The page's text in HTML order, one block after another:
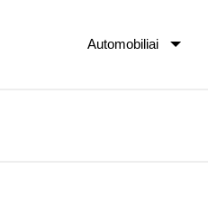
Automobiliai